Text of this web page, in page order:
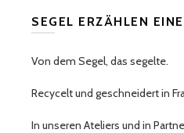
SEGEL ERZÄHLEN
Von dem Segel, das segelte.
Recycelt und geschneidert in
In unseren Ateliers und in